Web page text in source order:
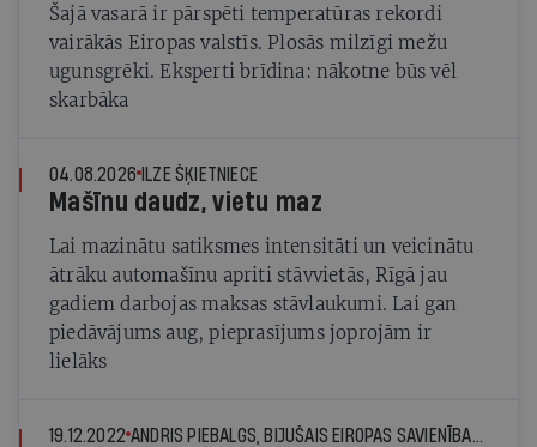
Šajā vasarā ir pārspēti temperatūras rekordi
vairākās Eiropas valstīs. Plosās milzīgi mežu
ugunsgrēki. Eksperti brīdina: nākotne būs vēl
skarbāka
04.08.2026 ILZE ŠĶIETNIECE
Mašīnu daudz, vietu maz
Lai mazinātu satiksmes intensitāti un veicinātu
ātrāku automašīnu apriti stāvvietās, Rīgā jau
gadiem darbojas maksas stāvlaukumi. Lai gan
piedāvājums aug, pieprasījums joprojām ir
lielāks
19.12.2022 ANDRIS PIEBALGS, BIJUŠAIS EIROPAS SAVIENĪBAS ENERĢĒTIKAS KOMISĀRS